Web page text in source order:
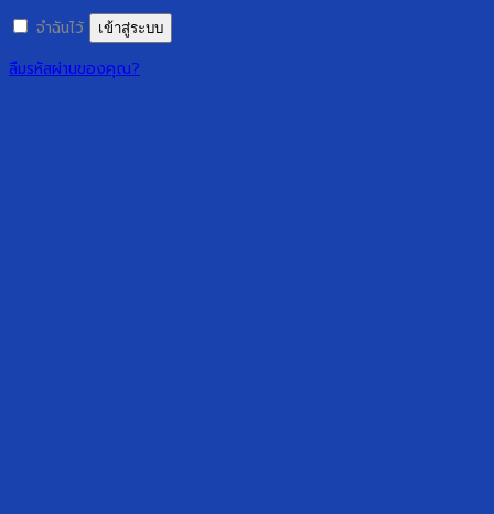
จำฉันไว้
เข้าสู่ระบบ
ลืมรหัสผ่านของคุณ?